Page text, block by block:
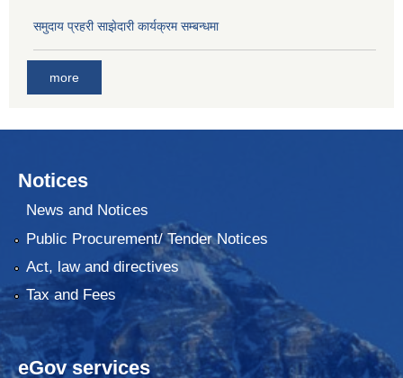
समुदाय प्रहरी साझेदारी कार्यक्रम सम्बन्धमा
more
Notices
News and Notices
Public Procurement/ Tender Notices
Act, law and directives
Tax and Fees
eGov services